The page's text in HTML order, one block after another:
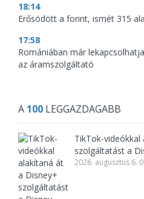
18:14
Erősödött a forint, ismét 315
17:58
Romániában már
az áramszolgáltató
A 100 LEGGAZDAGABB
TikTok-videókkal
szolgáltatást a
2026. augusztus 6.